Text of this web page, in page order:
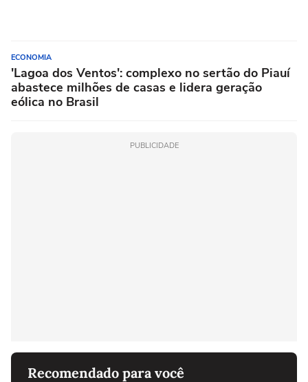
ECONOMIA
'Lagoa dos Ventos': complexo no sertão do Piauí
abastece milhões de casas e lidera geração
eólica no Brasil
PUBLICIDADE
Recomendado para você